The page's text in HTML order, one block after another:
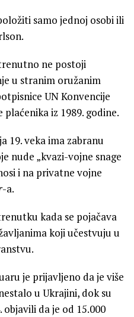
samo jednoj osobi ili
ne postoji
u stranim oružanim
UN Konvencije
iz 1989. godine.
19. veka ima zabranu
nude „kvazi-vojne snage
i na privatne vojne
-a.
kada se pojačava
koji učestvuju u
je prijavljeno da je više
u Ukrajini, dok su
da je od 15.000